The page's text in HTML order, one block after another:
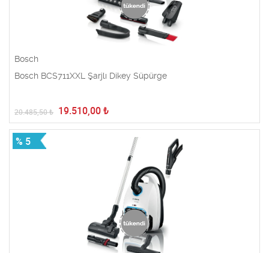
Bosch
Bosch BCS711XXL Şarjlı Dikey Süpürge
20.485,50₺ 19.510,00 ₺
% 5